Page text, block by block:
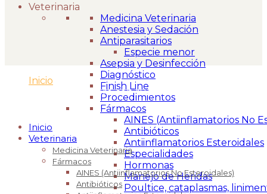
Veterinaria
Medicina Veterinaria
Anestesia y Sedación
Antiparasitarios
Especie menor
Asepsia y Desinfección
Diagnóstico
Finish Line
Procedimientos
Fármacos
AINES (Antiinflamatorios No
Antibióticos
Antiinflamatorios Esteroidales
Especialidades
Hormonas
Manejo de Heridas
Poultice, cataplasmas,
Inicio
Veterinaria
Medicina Veterinaria
Fármacos
AINES (Antiinflamatorios No Esteroidales)
Antibióticos
Inicio
Espuelín hombre con rueda estrellada 30 mm.